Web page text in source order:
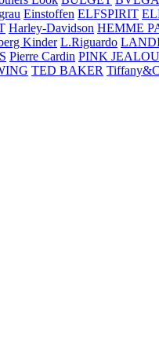
Einstoffen ELFSPIRIT
Harley-Davidson HEMME
Kinder L.Riguardo
Pierre Cardin PINK
TED BAKER